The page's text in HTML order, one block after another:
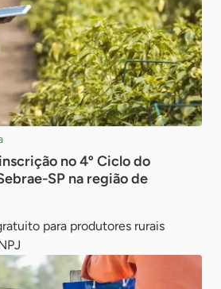
no 4º Ciclo do
SP na região de
para produtores rurais